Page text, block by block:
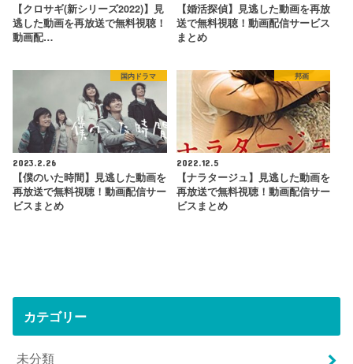
【クロサギ(新シリーズ2022)】見
逃した動画を再放送で無料視聴！
動画配…
【婚活探偵】見逃した動画を再放
送で無料視聴！動画配信サービス
まとめ
国内ドラマ
2023.2.26
【僕のいた時間】見逃した動画を
再放送で無料視聴！動画配信サー
ビスまとめ
邦画
2022.12.5
【ナラタージュ】見逃した動画を
再放送で無料視聴！動画配信サー
ビスまとめ
カテゴリー
未分類